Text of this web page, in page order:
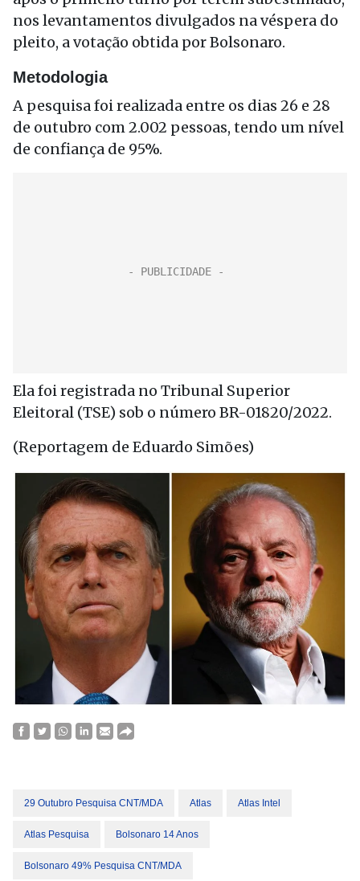
nos levantamentos divulgados na véspera do
pleito, a votação obtida por Bolsonaro.
Metodologia
A pesquisa foi realizada entre os dias 26 e 28
de outubro com 2.002 pessoas, tendo um nível
de confiança de 95%.
Ela foi registrada no Tribunal Superior
Eleitoral (TSE) sob o número BR-01820/2022.
(Reportagem de Eduardo Simões)
29 Outubro Pesquisa CNT/MDA Atlas Atlas Intel
Atlas Pesquisa Bolsonaro 14 Anos
Bolsonaro 49% Pesquisa CNT/MDA